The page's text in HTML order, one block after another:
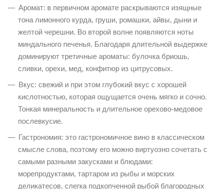
Аромат: в первичном аромате раскрываются изящные
тона лимонного курда, груши, ромашки, айвы, дыни и
желтой черешни. Во второй волне появляются ноты
миндального печенья. Благодаря длительной выдержке
доминируют третичные ароматы: булочка бриошь,
сливки, орехи, мед, конфитюр из цитрусовых.
Вкус: свежий и при этом глубокий вкус с хорошей
кислотностью, которая ощущается очень мягко и сочно.
Тонкая минеральность и длительное орехово-медовое
послевкусие.
Гастрономия: это гастрономичное вино в классическом
смысле слова, поэтому его можно виртуозно сочетать с
самыми разными закусками и блюдами:
морепродуктами, тартаром из рыбы и морских
деликатесов, слегка подкопченной рыбой благородных